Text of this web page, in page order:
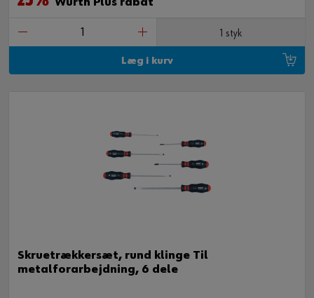
Würth Plus rabat
1 styk
Læg i kurv
Skruetrækkersæt, rund klinge Til
metalforarbejdning, 6 dele